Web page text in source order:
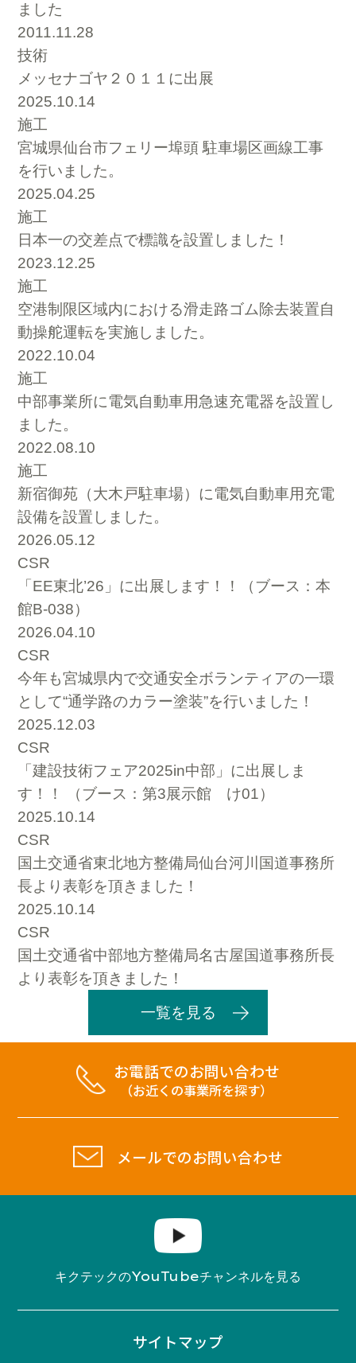
ました
2011.11.28
技術
メッセナゴヤ２０１１に出展
2025.10.14
施工
宮城県仙台市フェリー埠頭 駐車場区画線工事
を行いました。
2025.04.25
施工
日本一の交差点で標識を設置しました！
2023.12.25
施工
空港制限区域内における滑走路ゴム除去装置自
動操舵運転を実施しました。
2022.10.04
施工
中部事業所に電気自動車用急速充電器を設置し
ました。
2022.08.10
施工
新宿御苑（大木戸駐車場）に電気自動車用充電
設備を設置しました。
2026.05.12
CSR
「EE東北’26」に出展します！！（ブース：本
館B-038）
2026.04.10
CSR
今年も宮城県内で交通安全ボランティアの一環
として“通学路のカラー塗装”を行いました！
2025.12.03
CSR
「建設技術フェア2025in中部」に出展しま
す！！ （ブース：第3展示館 け01）
2025.10.14
CSR
国土交通省東北地方整備局仙台河川国道事務所
長より表彰を頂きました！
2025.10.14
CSR
国土交通省中部地方整備局名古屋国道事務所長
より表彰を頂きました！
一覧を見る
お電話でのお問い合わせ
（お近くの事業所を探す）
メールでのお問い合わせ
キクテックのYouTubeチャンネルを見る
サイトマップ